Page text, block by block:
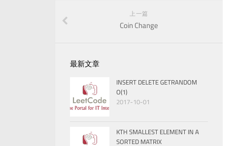
上一篇
Coin Change
最新文章
INSERT DELETE GETRANDOM
O(1)
2017-10-01
KTH SMALLEST ELEMENT IN A
SORTED MATRIX